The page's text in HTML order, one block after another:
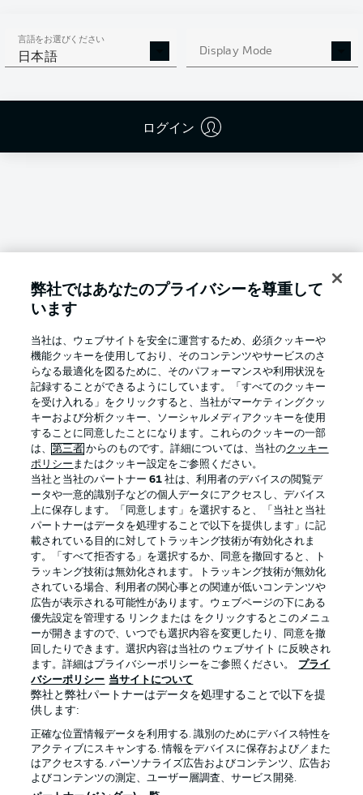
言語をお選びください
日本語 Display Mode
ログイン
Football as it's meant to be
BUNDESLIGA APP
Official Partners
プライバシー・ポリシー 優先設定を管理する
弊社ではあなたのプライバシーを尊重して
います
当社は、ウェブサイトを安全に運営するため、必須クッキーや
機能クッキーを使用しており、そのコンテンツやサービスのさ
らなる最適化を図るために、そのパフォーマンスや利用状況を
記録することができるようにしています。「すべてのクッキー
を受け入れる」をクリックすると、当社がマーケティングクッ
キーおよび分析クッキー、ソーシャルメディアクッキーを使用
することに同意したことになります。これらのクッキーの一部
は、第三者 からのものです。詳細については、当社のクッキー
ポリシー またはクッキー設定をご参照ください。
当社と当社のパートナー61 社は、利用者のデバイスの閲覧デ
ータや一意的識別子などの個人データにアクセスし、デバイス
上に保存します。「同意します」を選択すると、「当社と当社
パートナーはデータを処理することで以下を提供します」に記
載されている目的に対してトラッキング技術が有効化されま
す。「すべて拒否する」を選択するか、同意を撤回すると、ト
ラッキング技術は無効化されます。トラッキング技術が無効化
されている場合、利用者の関心事との関連が低いコンテンツや
広告が表示される可能性があります。ウェブページの下にある
優先設定を管理する リンクまたは をクリックするとこのメニュ
ーが開きますので、いつでも選択内容を変更したり、同意を撤
回したりできます。選択内容は当社の ウェブサイト に反映され
ます。詳細はプライバシーポリシーをご参照ください。
プライ
バシーポリシー 当サイトについて
弊社と弊社パートナーはデータを処理することで以下を提
供します:
正確な位置情報データを利用する. 識別のためにデバイス特性を
アクティブにスキャンする. 情報をデバイスに保存および／また
はアクセスする. パーソナライズ広告およびコンテンツ、広告お
よびコンテンツの測定、ユーザー層調査、サービス開発.